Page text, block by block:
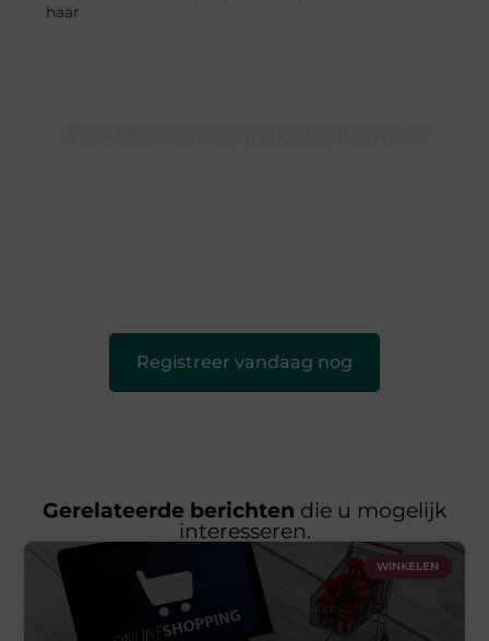
haar
Registreer vandaag nog
Gerelateerde berichten die u mogelijk
interesseren.
WINKELEN